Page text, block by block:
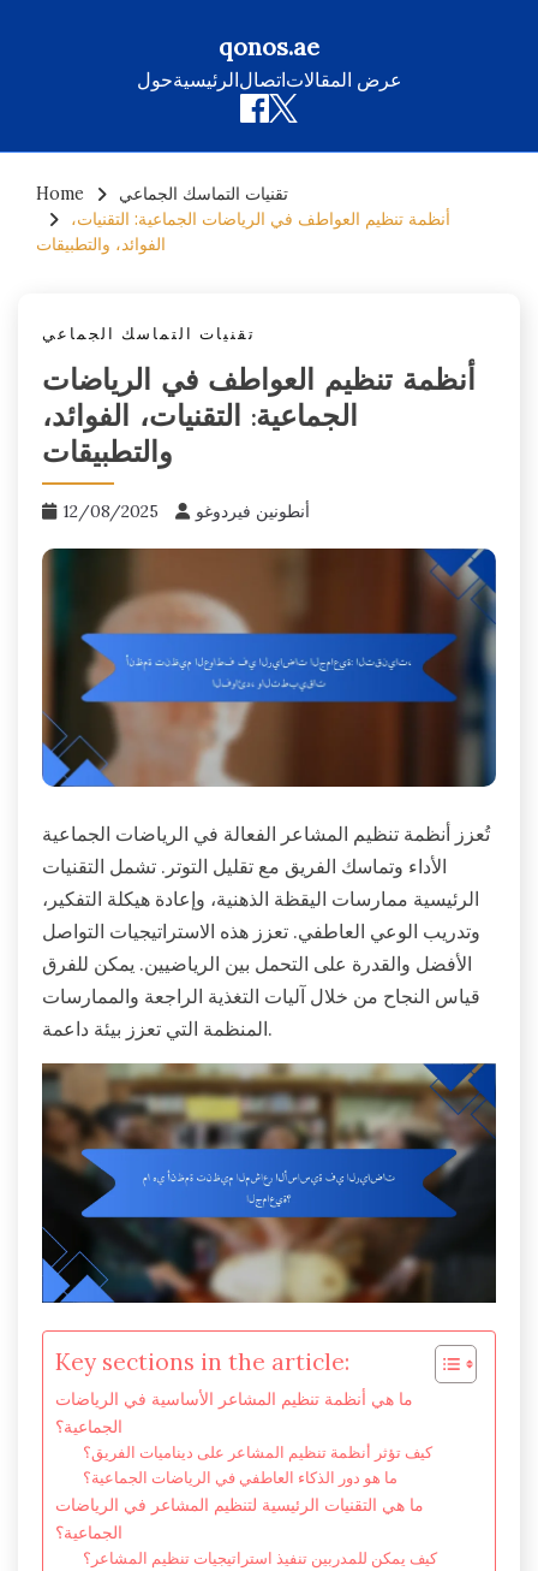
qonos.ae
حولالرئيسيةاتصالعرض المقالات
content
Home
تقنيات التماسك الجماعي
أنظمة تنظيم العواطف في الرياضات الجماعية: التقنيات،
الفوائد، والتطبيقات
تقنيات التماسك الجماعي
أنظمة تنظيم العواطف في الرياضات
الجماعية: التقنيات، الفوائد،
والتطبيقات
12/08/2025 أنطونين فيردوغو
تُعزز أنظمة تنظيم المشاعر الفعالة في الرياضات الجماعية
الأداء وتماسك الفريق مع تقليل التوتر. تشمل التقنيات
الرئيسية ممارسات اليقظة الذهنية، وإعادة هيكلة التفكير،
وتدريب الوعي العاطفي. تعزز هذه الاستراتيجيات التواصل
الأفضل والقدرة على التحمل بين الرياضيين. يمكن للفرق
قياس النجاح من خلال آليات التغذية الراجعة والممارسات
المنظمة التي تعزز بيئة داعمة.
Key sections in the article:
ما هي أنظمة تنظيم المشاعر الأساسية في الرياضات
الجماعية؟
كيف تؤثر أنظمة تنظيم المشاعر على ديناميات الفريق؟
ما هو دور الذكاء العاطفي في الرياضات الجماعية؟
ما هي التقنيات الرئيسية لتنظيم المشاعر في الرياضات
الجماعية؟
كيف يمكن للمدربين تنفيذ استراتيجيات تنظيم المشاعر؟